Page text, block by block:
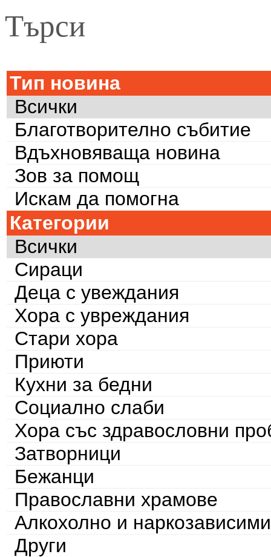
Търси
Тип новина
Всички
Благотворително събитие
Вдъхновяваща новина
Зов за помощ
Искам да помогна
Категории
Всички
Сираци
Деца с увеждания
Хора с увреждания
Стари хора
Приюти
Кухни за бедни
Социално слаби
Хора със здравословни
Затворници
Бежанци
Православни храмове
Алкохолно и наркозависими
Други